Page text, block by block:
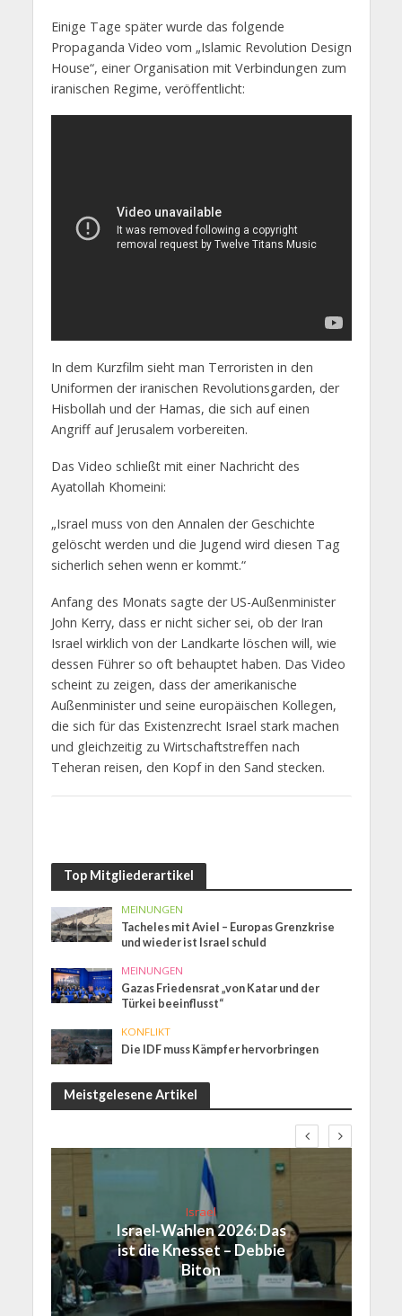
Einige Tage später wurde das folgende
Propaganda Video vom „Islamic Revolution Design
House“, einer Organisation mit Verbindungen zum
iranischen Regime, veröffentlicht:
In dem Kurzfilm sieht man Terroristen in den
Uniformen der iranischen Revolutionsgarden, der
Hisbollah und der Hamas, die sich auf einen
Angriff auf Jerusalem vorbereiten.
Das Video schließt mit einer Nachricht des
Ayatollah Khomeini:
„Israel muss von den Annalen der Geschichte
gelöscht werden und die Jugend wird diesen Tag
sicherlich sehen wenn er kommt.“
Anfang des Monats sagte der US-Außenminister
John Kerry, dass er nicht sicher sei, ob der Iran
Israel wirklich von der Landkarte löschen will, wie
dessen Führer so oft behauptet haben. Das Video
scheint zu zeigen, dass der amerikanische
Außenminister und seine europäischen Kollegen,
die sich für das Existenzrecht Israel stark machen
und gleichzeitig zu Wirtschaftstreffen nach
Teheran reisen, den Kopf in den Sand stecken.
Top Mitgliederartikel
MEINUNGEN
Tacheles mit Aviel – Europas Grenzkrise
und wieder ist Israel schuld
MEINUNGEN
Gazas Friedensrat „von Katar und der
Türkei beeinflusst“
KONFLIKT
Die IDF muss Kämpfer hervorbringen
Meistgelesene Artikel
Israel
Israel-Wahlen 2026: Das
ist die Knesset – Debbie
Biton